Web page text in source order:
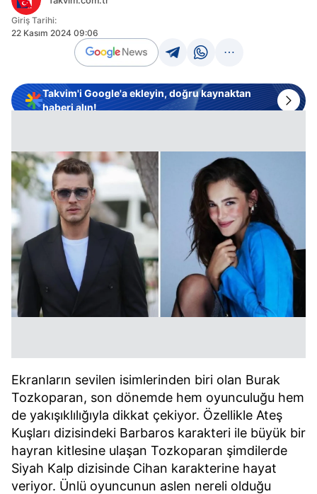
Giriş Tarihi:
22 Kasım 2024 09:06
Takvim'i Google'a ekleyin, doğru kaynaktan
haberi alın!
Ekranların sevilen isimlerinden biri olan Burak
Tozkoparan, son dönemde hem oyunculuğu hem
de yakışıklılığıyla dikkat çekiyor. Özellikle Ateş
Kuşları dizisindeki Barbaros karakteri ile büyük bir
hayran kitlesine ulaşan Tozkoparan şimdilerde
Siyah Kalp dizisinde Cihan karakterine hayat
veriyor. Ünlü oyuncunun aslen nereli olduğu